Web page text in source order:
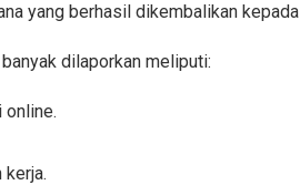
yang berhasil dikembalikan
dilaporkan meliputi:
online.
kerja.